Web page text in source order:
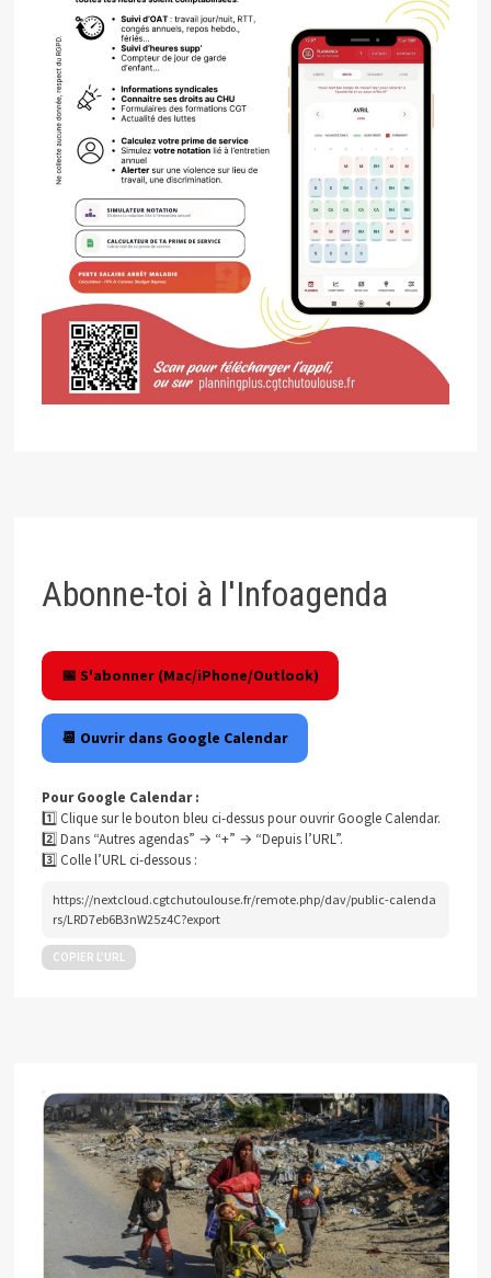
Abonne-toi à l'Infoagenda
📅 S'abonner (Mac/iPhone/Outlook)
📆 Ouvrir dans Google Calendar
Pour Google Calendar :
1️⃣ Clique sur le bouton bleu ci-dessus pour ouvrir Google Calendar.
2️⃣ Dans “Autres agendas” → “+” → “Depuis l’URL”.
3️⃣ Colle l’URL ci-dessous :
https://nextcloud.cgtchutoulouse.fr/remote.php/dav/public-calenda
rs/LRD7eb6B3nW25z4C?export
COPIER L’URL